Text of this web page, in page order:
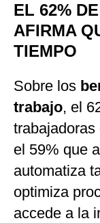
EL 62%
AFIRMA
TIEMPO
Sobre los
trabajo, el
trabajadoras
el 59% que
automatiza
optimiza
accede a la